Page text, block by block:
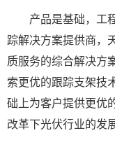
产品是基础，工
踪解决方案提供商，
质服务的综合解决方
索更优的跟踪支架技
础上为客户提供更优
改革下光伏行业的发展